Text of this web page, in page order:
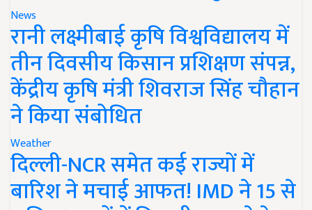
News
रानी लक्ष्मीबाई कृषि विश्वविद्यालय में
तीन दिवसीय किसान प्रशिक्षण संपन्न,
केंद्रीय कृषि मंत्री शिवराज सिंह चौहान
ने किया संबोधित
Weather
दिल्ली-NCR समेत कई राज्यों में
बारिश ने मचाई आफत! IMD ने 15 से